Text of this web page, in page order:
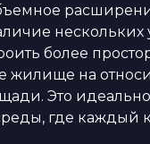
нескольких
более
жилище на
Это
где каждый